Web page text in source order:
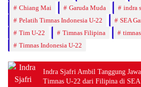
Chiang Mai
Garuda Muda
indra
Pelatih Timnas Indonesia U-22
SEA
Tim U-22
Timnas Filipina
Timnas Indonesia U-22
Indra Sjafri Ambil Tanggung
Timnas U-22 dari Filipina di SEA